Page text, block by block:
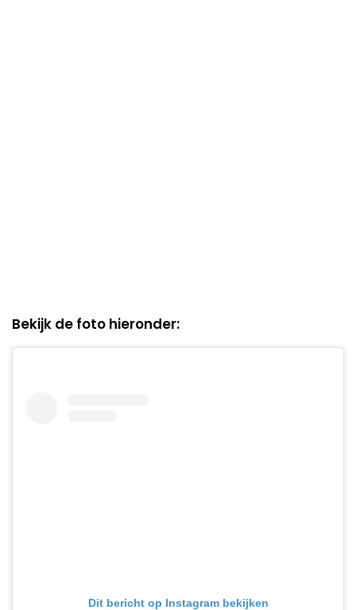
Bekijk de foto hieronder:
Dit bericht op Instagram bekijken